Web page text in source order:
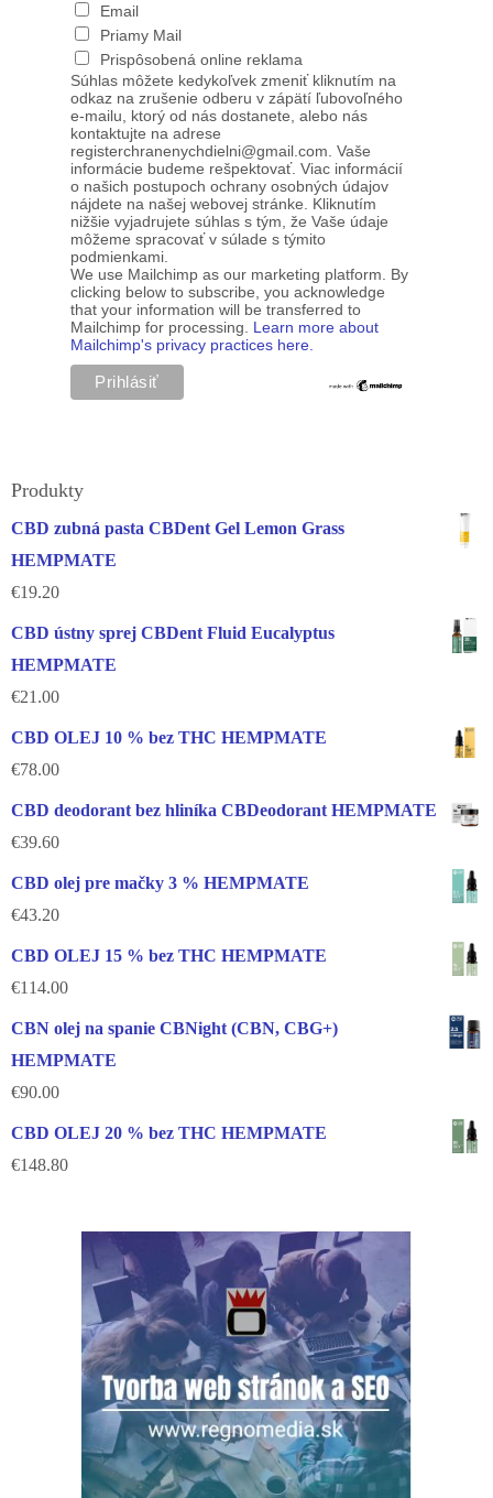
Email
Priamy Mail
Prispôsobená online reklama
Súhlas môžete kedykoľvek zmeniť kliknutím na
odkaz na zrušenie odberu v zápätí ľubovoľného
e-mailu, ktorý od nás dostanete, alebo nás
kontaktujte na adrese
registerchranenychdielni@gmail.com. Vaše
informácie budeme rešpektovať. Viac informácií
o našich postupoch ochrany osobných údajov
nájdete na našej webovej stránke. Kliknutím
nižšie vyjadrujete súhlas s tým, že Vaše údaje
môžeme spracovať v súlade s týmito
podmienkami.
We use Mailchimp as our marketing platform. By
clicking below to subscribe, you acknowledge
that your information will be transferred to
Mailchimp for processing. Learn more about
Mailchimp's privacy practices here.
Produkty
CBD zubná pasta CBDent Gel Lemon Grass
HEMPMATE
€19.20
CBD ústny sprej CBDent Fluid Eucalyptus
HEMPMATE
€21.00
CBD OLEJ 10 % bez THC HEMPMATE
€78.00
CBD deodorant bez hliníka CBDeodorant HEMPMATE
€39.60
CBD olej pre mačky 3 % HEMPMATE
€43.20
CBD OLEJ 15 % bez THC HEMPMATE
€114.00
CBN olej na spanie CBNight (CBN, CBG+)
HEMPMATE
€90.00
CBD OLEJ 20 % bez THC HEMPMATE
€148.80